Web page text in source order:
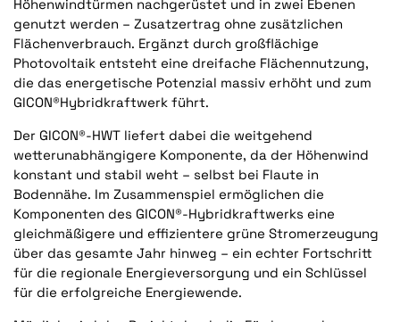
Höhenwindtürmen nachgerüstet und in zwei Ebenen
genutzt werden – Zusatzertrag ohne zusätzlichen
Flächenverbrauch. Ergänzt durch großflächige
Photovoltaik entsteht eine dreifache Flächennutzung,
die das energetische Potenzial massiv erhöht und zum
GICON®Hybridkraftwerk führt.
Der GICON®-HWT liefert dabei die weitgehend
wetterunabhängigere Komponente, da der Höhenwind
konstant und stabil weht – selbst bei Flaute in
Bodennähe. Im Zusammenspiel ermöglichen die
Komponenten des GICON®-Hybridkraftwerks eine
gleichmäßigere und effizientere grüne Stromerzeugung
über das gesamte Jahr hinweg – ein echter Fortschritt
für die regionale Energieversorgung und ein Schlüssel
für die erfolgreiche Energiewende.